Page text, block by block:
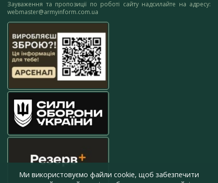
Зауваження та пропозиції по роботі сайту надсилайте на адресу:
webmaster@armyinform.com.ua
Ми використовуємо файли cookie, щоб забезпечити